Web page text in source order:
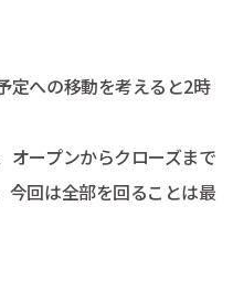
定への移動を考えると2時
オープンからクローズまで
今回は全部を回ることは最